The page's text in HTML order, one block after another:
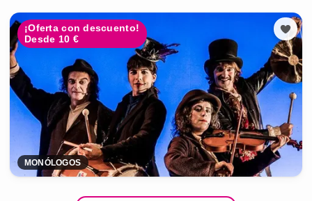
¡Oferta con descuento!
Desde 10 €
MONÓLOGOS